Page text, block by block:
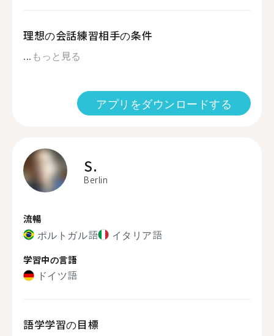
理想の会話練習相手の条件
... もっと見る
アプリをダウンロードする
S.
Berlin
流暢
ポルトガル語 イタリア語
学習中の言語
ドイツ語
語学学習の目標